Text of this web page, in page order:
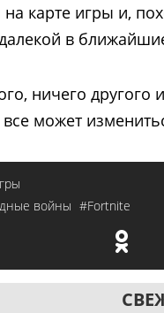
на карте игры и,
в
ничего другого
может
войны #Fortnite